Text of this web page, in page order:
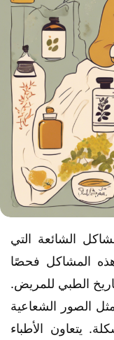
الشائعة التي
المشاكل فحصًا
الطبي للمريض.
الصور الشعاعية
يتعاون الأطباء